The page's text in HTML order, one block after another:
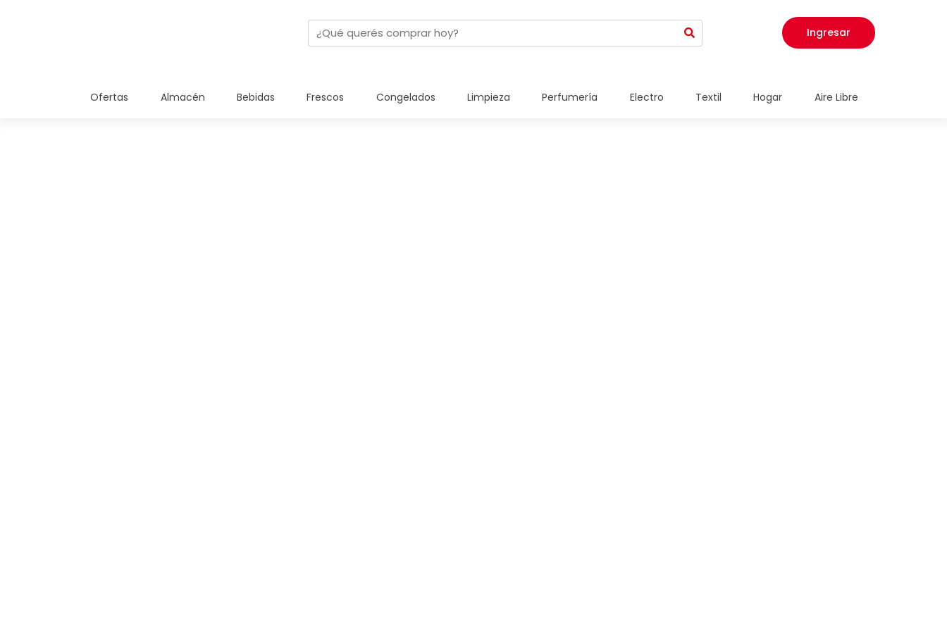
Ingresar
Ofertas Almacén Bebidas Frescos Congelados Limpieza Perfumería Electro Textil Hogar Aire Libre